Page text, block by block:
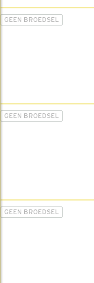
GEEN BROEDSEL
GEEN BROEDSEL
GEEN BROEDSEL